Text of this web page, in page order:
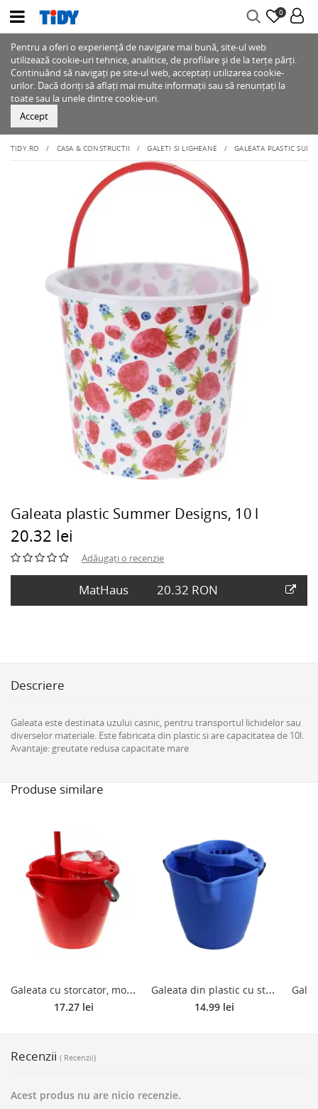
0
Pentru a oferi o experiență de navigare mai bună, site-ul web
utilizează cookie-uri tehnice, analitice, de profilare și de la terțe părți.
Continuând să navigați pe site-ul web, acceptați utilizarea cookie-
urilor. Dacă doriți să aflați mai multe informații sau să renunțați la
toate sau la unele dintre cookie-uri.
Accept
TIDY.RO CASA & CONSTRUCTII GALETI SI LIGHEANE GALEATA PLASTIC
Galeata plastic Summer Designs, 10 l
20.32 lei
Adăugați o recenzie
MatHaus 20.32 RON
Descriere
Galeata este destinata uzului casnic, pentru transportul lichidelor sau
diverselor materiale. Este fabricata din plastic si are capacitatea de 10l.
Avantaje: greutate redusa capacitate mare
Produse similare
G
aleata cu storcator, mop si coada, Plastina, plastic, rosu, 12 l
17.27 lei
G
aleata din plastic cu storcator, Plastina, albastru, 12 L
14.99 lei
Recenzii ( Recenzii)
Acest produs nu are nicio recenzie.